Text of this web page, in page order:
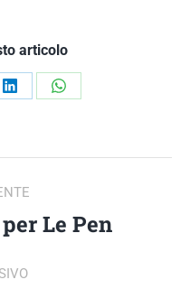
articolo
CondividiCondividi
Le Pen